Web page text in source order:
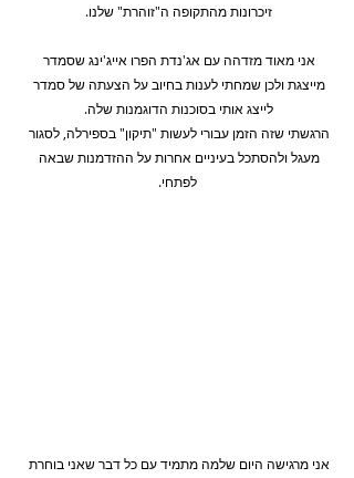
זיכרונות מהתקופה ה"זוהרת" שלנו.
אני מאוד מזדהה עם אג'נדת הפרו אייג'ינג שסמדר
מייצגת ולכן שמחתי לענות בחיוב על הצעתה של סמדר
לייצג אותי בסוכנות הדוגמנות שלה.
הרגשתי שזה הזמן עבורי לעשות "תיקון" בספירלה, לסגור
מעגל ולהסתכל בעיניים אחרות על ההזדמנות שבאה
לפתחי.
אני מרגישה היום שלמה מתמיד עם כל דבר שאני בוחרת